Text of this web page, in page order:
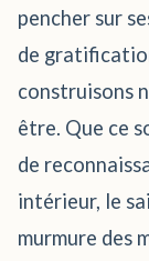
pencher sur
de
construisons
être. Que ce
de
intérieur, le
murmure des